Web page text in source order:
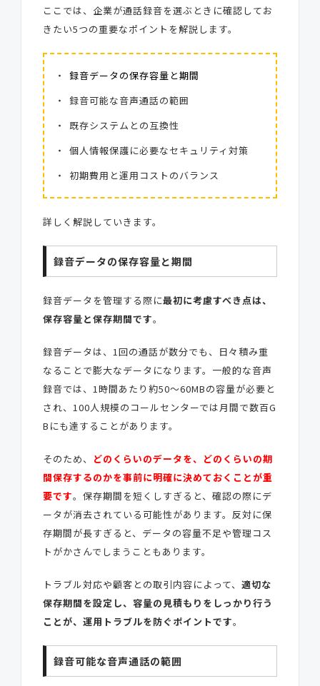
ここでは、企業が通話録音を選ぶときに確認してお
きたい5つの重要なポイントを解説します。
録音データの保存容量と期間
録音可能な音声通話の範囲
既存システムとの互換性
個人情報保護に必要なセキュリティ対策
初期費用と運用コストのバランス
詳しく解説していきます。
録音データの保存容量と期間
録音データを管理する際に最初に考慮すべき点は、
保存容量と保存期間です。
録音データは、1回の通話が数分でも、日々積み重
なることで膨大なデータになります。一般的な音声
録音では、1時間あたり約50〜60MBの容量が必要と
され、100人規模のコールセンターでは月間で数百G
Bにも達することがあります。
そのため、 どのくらいのデータを、どのくらいの期
間保存するのかを事前に明確に決めておくことが重
要です。保存期間を短くしすぎると、確認の際にデ
ータが消去されている可能性があります。反対に保
存期間が長すぎると、データの容量不足や管理コス
トがかさんでしまうこともあります。
トラブル対応や顧客との取引内容によって、 適切な
保存期間を設定し、容量の見積もりをしっかり行う
ことが、運用トラブルを防ぐポイントです。
録音可能な音声通話の範囲